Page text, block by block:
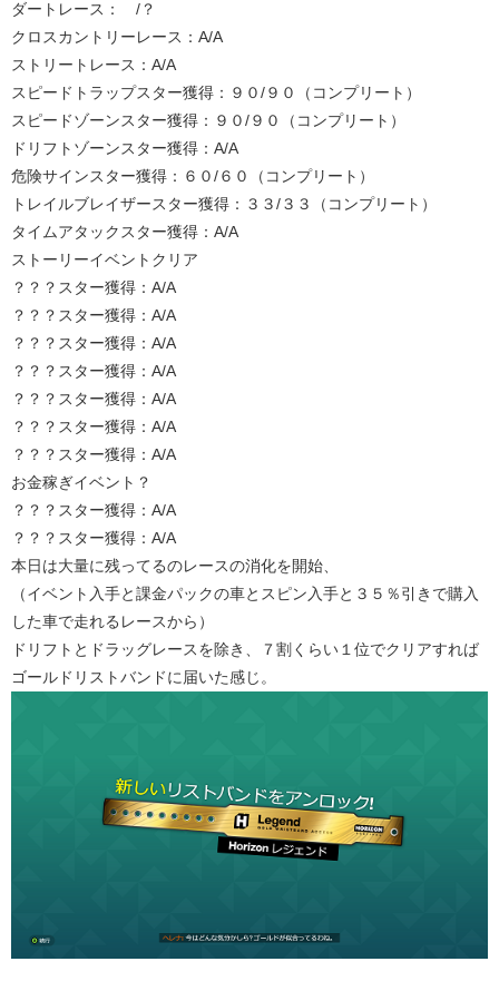
ダートレース： /？
クロスカントリーレース：A/A
ストリートレース：A/A
スピードトラップスター獲得：９０/９０（コンプリート）
スピードゾーンスター獲得：９０/９０（コンプリート）
ドリフトゾーンスター獲得：A/A
危険サインスター獲得：６０/６０（コンプリート）
トレイルブレイザースター獲得：３３/３３（コンプリート）
タイムアタックスター獲得：A/A
ストーリーイベントクリア
？？？スター獲得：A/A
？？？スター獲得：A/A
？？？スター獲得：A/A
？？？スター獲得：A/A
？？？スター獲得：A/A
？？？スター獲得：A/A
？？？スター獲得：A/A
お金稼ぎイベント？
？？？スター獲得：A/A
？？？スター獲得：A/A
本日は大量に残ってるのレースの消化を開始、
（イベント入手と課金パックの車とスピン入手と３５％引きで購入
した車で走れるレースから）
ドリフトとドラッグレースを除き、７割くらい１位でクリアすれば
ゴールドリストバンドに届いた感じ。